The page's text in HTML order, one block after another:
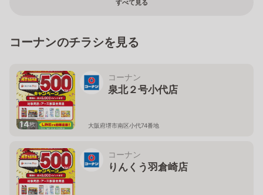
すべて見る
コーナンのチラシを見る
14枚
コーナン
泉北２号小代店
大阪府堺市南区小代74番地
コーナン
りんくう羽倉崎店